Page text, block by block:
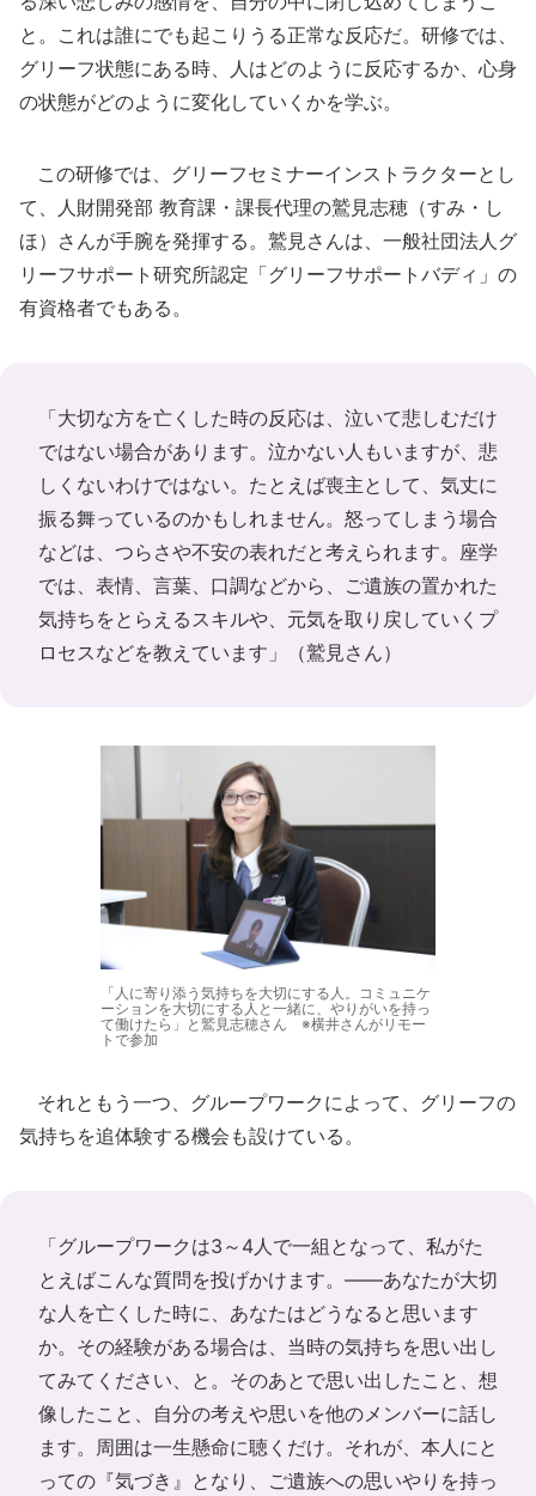
と。これは誰にでも起こりうる正常な反応だ。研修では、
グリーフ状態にある時、人はどのように反応するか、心身
の状態がどのように変化していくかを学ぶ。
この研修では、グリーフセミナーインストラクターとし
て、人財開発部 教育課・課長代理の鷲見志穂（すみ・し
ほ）さんが手腕を発揮する。鷲見さんは、一般社団法人グ
リーフサポート研究所認定「グリーフサポートバディ」の
有資格者でもある。
「大切な方を亡くした時の反応は、泣いて悲しむだけ
ではない場合があります。泣かない人もいますが、悲
しくないわけではない。たとえば喪主として、気丈に
振る舞っているのかもしれません。怒ってしまう場合
などは、つらさや不安の表れだと考えられます。座学
では、表情、言葉、口調などから、ご遺族の置かれた
気持ちをとらえるスキルや、元気を取り戻していくプ
ロセスなどを教えています」（鷲見さん）
「人に寄り添う気持ちを大切にする人。コミュニケ
ーションを大切にする人と一緒に、やりがいを持っ
て働けたら」と鷲見志穂さん ※横井さんがリモー
トで参加
それともう一つ、グループワークによって、グリーフの
気持ちを追体験する機会も設けている。
「グループワークは3～4人で一組となって、私がた
とえばこんな質問を投げかけます。――あなたが大切
な人を亡くした時に、あなたはどうなると思います
か。その経験がある場合は、当時の気持ちを思い出し
てみてください、と。そのあとで思い出したこと、想
像したこと、自分の考えや思いを他のメンバーに話し
ます。周囲は一生懸命に聴くだけ。それが、本人にと
っての『気づき』となり、ご遺族への思いやりを持っ